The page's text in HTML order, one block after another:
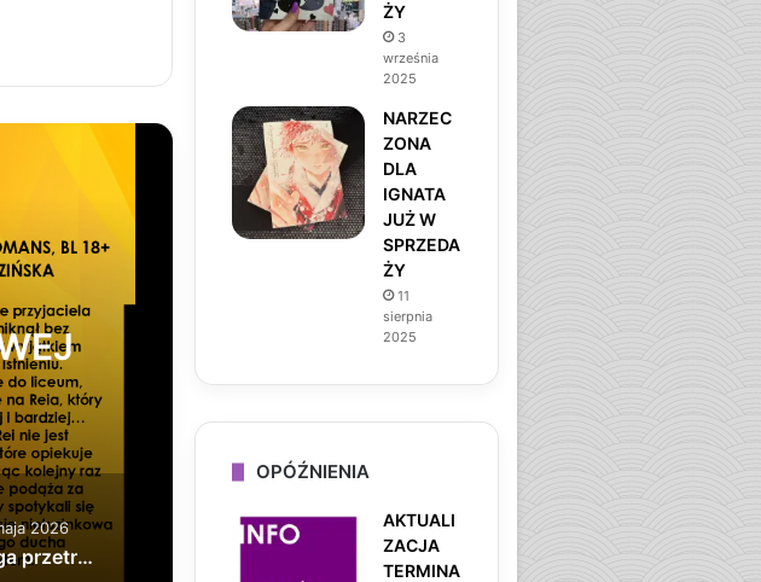
CZTERY TYTUŁY BOYS
2026
Saga przetrwania Wojowniczych Księżniczek
ŻY
3
września
2025
NARZEC
ZONA
DLA
IGNATA
JUŻ W
SPRZEDA
ŻY
11
sierpnia
2025
OPÓŹNIENIA
AKTUALI
ZACJA
TERMINA